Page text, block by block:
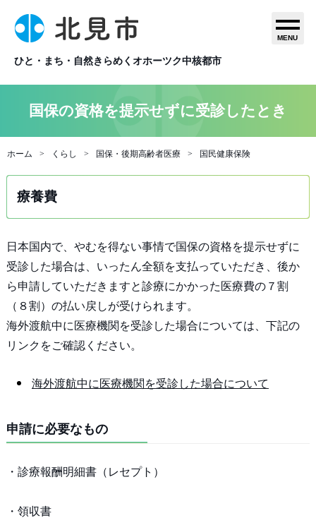
ひと・まち・自然きらめくオホーツク中核都市
MENU
国保の資格を提示せずに受診したとき
ホーム くらし 国保・後期高齢者医療 国民健康保険
療養費
日本国内で、やむを得ない事情で国保の資格を提示せずに
受診した場合は、いったん全額を支払っていただき、後か
ら申請していただきますと診療にかかった医療費の７割
（８割）の払い戻しが受けられます。
海外渡航中に医療機関を受診した場合については、下記の
リンクをご確認ください。
海外渡航中に医療機関を受診した場合について
申請に必要なもの
・診療報酬明細書（レセプト）
・領収書